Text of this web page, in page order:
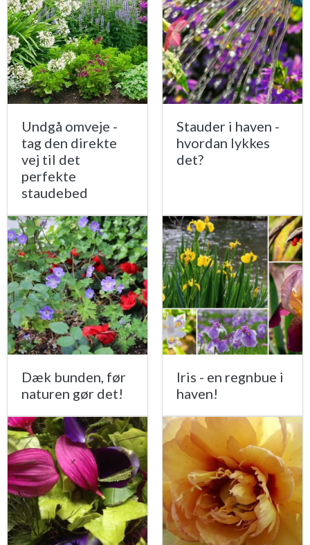
Undgå omveje -
tag den direkte
vej til det
perfekte
staudebed
Stauder i haven -
hvordan lykkes
det?
Dæk bunden, før
naturen gør det!
Iris - en regnbue i
haven!